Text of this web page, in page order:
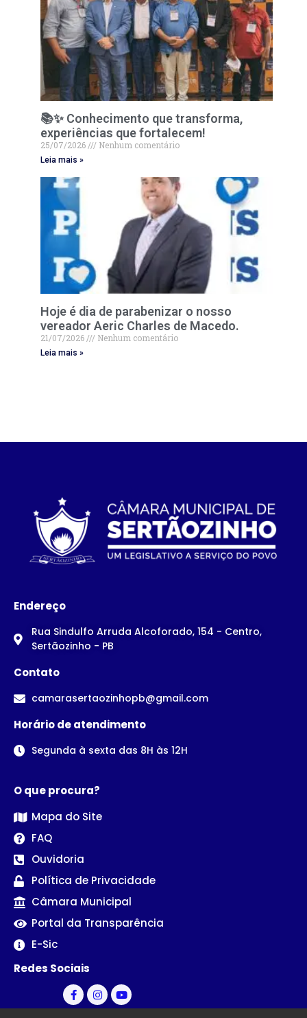
📚✨ Conhecimento que transforma,
experiências que fortalecem!
25/07/2026 Nenhum comentário
Leia mais »
Hoje é dia de parabenizar o nosso
vereador Aeric Charles de Macedo.
21/07/2026 Nenhum comentário
Leia mais »
Endereço
Rua Sindulfo Arruda Alcoforado, 154 - Centro,
Sertãozinho - PB
Contato
camarasertaozinhopb@gmail.com
Horário de atendimento
Segunda à sexta das 8H às 12H
O que procura?
Mapa do Site
FAQ
Ouvidoria
Política de Privacidade
Câmara Municipal
Portal da Transparência
E-Sic
Redes Sociais